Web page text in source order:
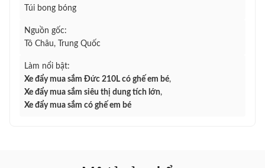
Túi bong bóng
Nguồn gốc:
Tô Châu, Trung Quốc
Làm nổi bật:
Xe đẩy mua sắm Đức 210L có ghế em bé,
Xe đẩy mua sắm siêu thị dung tích lớn,
Xe đẩy mua sắm có ghế em bé